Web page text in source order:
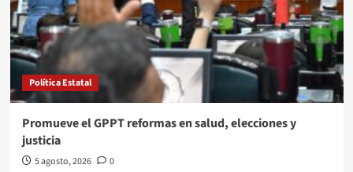
Política Estatal
Promueve el GPPT reformas en salud, elecciones y
justicia
5 agosto, 2026 0